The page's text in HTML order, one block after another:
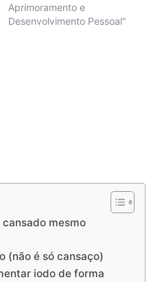
Aprimoramento e
Desenvolvimento Pessoal"
mesmo
(não é só cansaço)
iodo de forma